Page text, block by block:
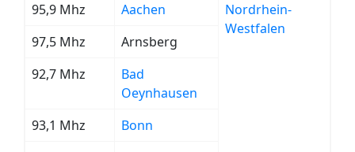
95,9 Mhz Aachen
Nordrhein-
Westfalen
97,5 Mhz
Arnsberg
92,7 Mhz
Bad
Oeynhausen
93,1 Mhz
Bonn